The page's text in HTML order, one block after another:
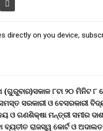
directly on you device,
୮ଟା ୨୦ ମିନିଟ ୮
ସରକାରୀ ଓ ବେସରକାରୀ
ଗଣଶିକ୍ଷା ମନ୍ତ୍ରୀ ସମୀର ଦାଶ
ବ୍ୟତୀତ ରାଜସ୍ୱ କୋର୍ଟ ଓ